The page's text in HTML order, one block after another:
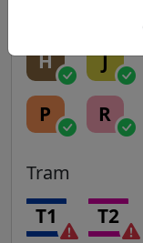
H J
P R
Tram
T1 T2